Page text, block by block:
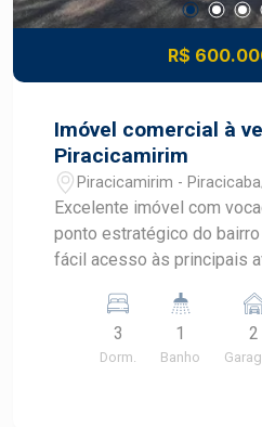
R$
Imóvel comercial à
Piracicamirim
Piracicamirim -
Excelente imóvel com
ponto estratégico do
fácil acesso às principais
estar a poucos metros da
Independência. - 110m² de área útil; - Sala; -
Cozinha; - 3 dormitórios; - Banheiro social; -
3
Dorm.
1
Banho
2